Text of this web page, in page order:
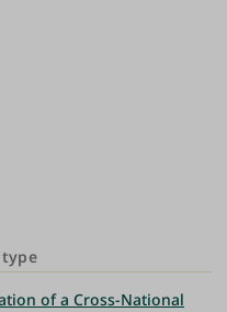
of a Cross-National